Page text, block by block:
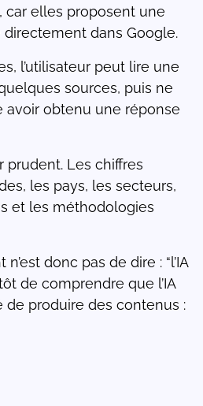
car elles proposent une
dans Google.
l’utilisateur peut lire une
sources, puis ne
avoir obtenu une réponse
prudent. Les chiffres
les pays, les secteurs,
et les méthodologies
donc pas de dire : “l’IA
de comprendre que l’IA
de produire des contenus :